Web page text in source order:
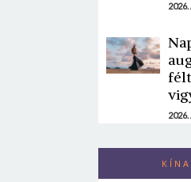
2026.
2026.